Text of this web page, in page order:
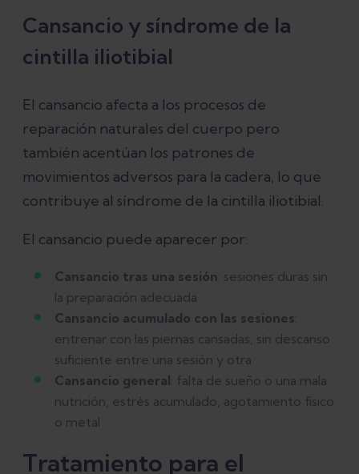
Cansancio y síndrome de la
cintilla iliotibial
El cansancio afecta a los procesos de
reparación naturales del cuerpo pero
también acentúan los patrones de
movimientos adversos para la cadera, lo que
contribuye al síndrome de la cintilla iliotibial.
El cansancio puede aparecer por:
Cansancio tras una sesión: sesiones duras sin
la preparación adecuada
Cansancio acumulado con las sesiones:
entrenar con las piernas cansadas, sin descanso
suficiente entre una sesión y otra
Cansancio general: falta de sueño o una mala
nutrición, estrés acumulado, agotamiento físico
o metal
Tratamiento para el